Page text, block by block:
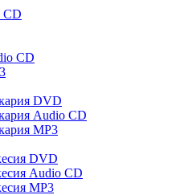
CD
CD
DVD
Audio CD
MP3
DVD
Audio CD
MP3